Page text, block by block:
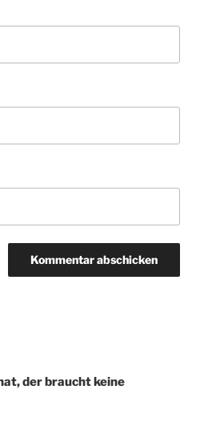
der braucht keine